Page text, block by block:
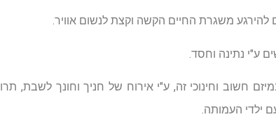
להירגע משגרת החיים הקשה וקצת לנשום אוויר.
ע"י נתינה וחסד.
חשוב וחינוכי זה, ע"י אירוח של חניך וחונך לשבת,
ילדי העמותה.